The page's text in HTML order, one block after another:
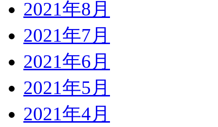
2021年8月
2021年7月
2021年6月
2021年5月
2021年4月